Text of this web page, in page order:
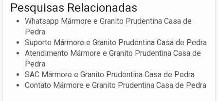
Pesquisas Relacionadas
Whatsapp Mármore e Granito Prudentina Casa de
Pedra
Suporte Mármore e Granito Prudentina Casa de Pedra
Atendimento Mármore e Granito Prudentina Casa de
Pedra
SAC Mármore e Granito Prudentina Casa de Pedra
Contato Mármore e Granito Prudentina Casa de Pedra